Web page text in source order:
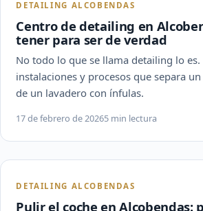
DETAILING ALCOBENDAS
Centro de detailing en
tener para ser de verdad
No todo lo que se llama detailing lo es.
instalaciones y procesos que separa
de un lavadero con ínfulas.
17 de febrero de 20265 min lectura
DETAILING ALCOBENDAS
Pulir el coche en Alcobendas: